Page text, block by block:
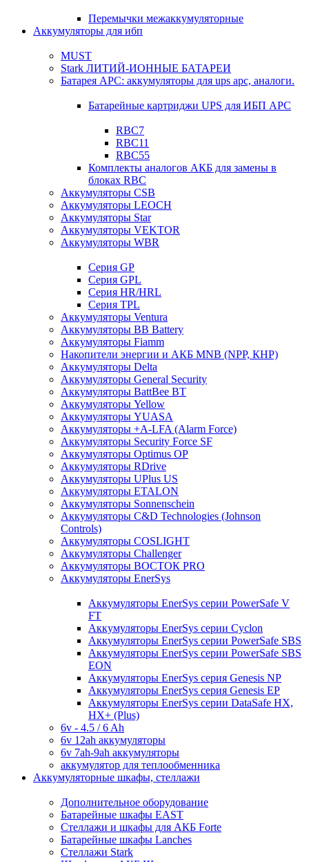
Перемычки межаккумуляторные
Аккумуляторы для ибп
MUST
Stark ЛИТИЙ-ИОННЫЕ БАТАРЕИ
Батарея APC: аккумуляторы для ups apc, аналоги.
Батарейные картриджи UPS для ИБП APC
RBC7
RBC11
RBC55
Комплекты аналогов АКБ для замены в
блоках RBC
Аккумуляторы CSB
Аккумуляторы LEOCH
Аккумуляторы Star
Аккумуляторы VEKTOR
Аккумуляторы WBR
Cерия GP
Серия GPL
Серия HR/HRL
Серия TPL
Аккумуляторы Ventura
Аккумуляторы BB Battery
Аккумуляторы Fiamm
Накопители энергии и АКБ MNB (NPP, КНР)
Аккумуляторы Delta
Аккумуляторы General Security
Аккумуляторы BattBee BT
Аккумуляторы Yellow
Аккумуляторы YUASA
Аккумуляторы +A-LFA (Alarm Force)
Аккумуляторы Security Force SF
Аккумуляторы Optimus OP
Аккумуляторы RDrive
Аккумуляторы UPlus US
Аккумуляторы ETALON
Аккумуляторы Sonnenschein
Аккумуляторы С&D Technologies (Johnson
Controls)
Аккумуляторы COSLIGHT
Аккумуляторы Challenger
Аккумуляторы ВОСТОК PRO
Аккумуляторы EnerSys
Аккумуляторы EnerSys серии PowerSafe V
FT
Аккумуляторы EnerSys серии Cyclon
Аккумуляторы EnerSys серии PowerSafe SBS
Аккумуляторы EnerSys серии PowerSafe SBS
EON
Аккумуляторы EnerSys серия Genesis NP
Аккумуляторы EnerSys серия Genesis EP
Аккумуляторы EnerSys серии DataSafe HX,
HX+ (Plus)
6v - 4.5 / 6 Ah
6v 12ah аккумуляторы
6v 7ah-9ah аккумуляторы
аккумулятор для теплообменника
Аккумуляторные шкафы, стеллажи
Дополнительное оборудование
Батарейные шкафы EAST
Стеллажи и шкафы для АКБ Forte
Батарейные шкафы Lanches
Стеллажи Stark